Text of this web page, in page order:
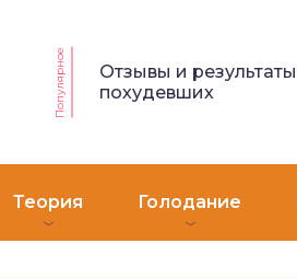
Популярное
Отзывы и результаты
похудевших
Теория Голодание